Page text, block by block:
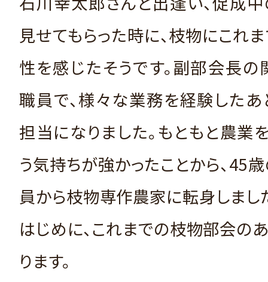
見せてもらった時に、枝物にこれ
性を感じたそうです。副部会長
職員で、様々な業務を経験した
担当になりました。もともと農業
う気持ちが強かったことから、45
員から枝物専作農家に転身しまし
はじめに、これまでの枝物部会の
ります。